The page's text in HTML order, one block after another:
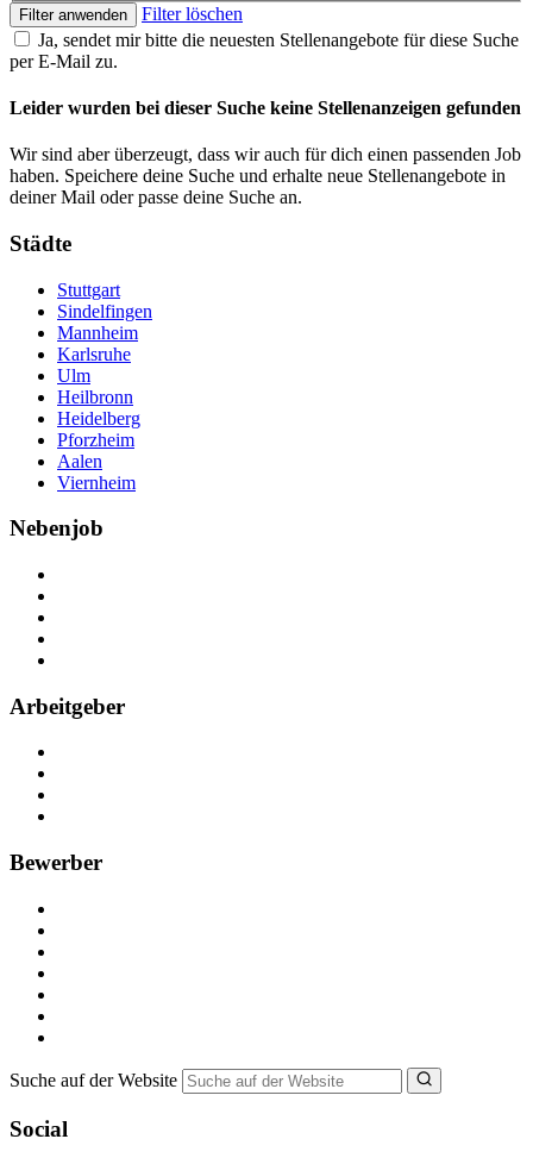
Filter anwenden
Filter löschen
Ja, sendet mir bitte die neuesten Stellenangebote für diese Suche
per E-Mail zu.
Leider wurden bei dieser Suche keine Stellenanzeigen gefunden
Wir sind aber überzeugt, dass wir auch für dich einen passenden Job
haben. Speichere deine Suche und erhalte neue Stellenangebote in
deiner Mail oder passe deine Suche an.
Städte
Stuttgart
Sindelfingen
Mannheim
Karlsruhe
Ulm
Heilbronn
Heidelberg
Pforzheim
Aalen
Viernheim
Nebenjob
Arbeitgeber
Bewerber
Suche auf der Website
Social